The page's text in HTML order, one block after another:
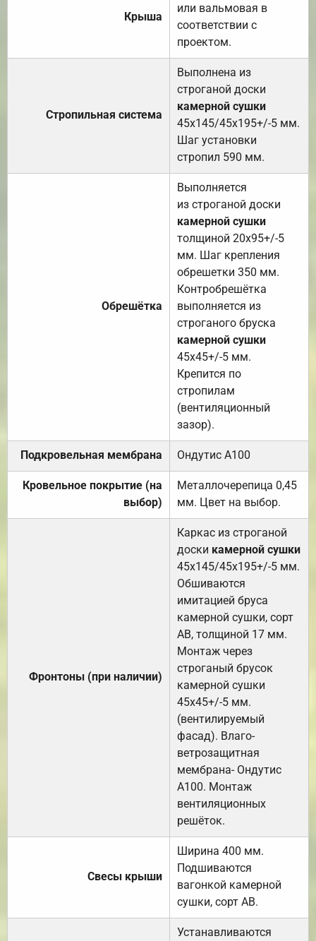
Крыша
или вальмовая в
соответствии с
проектом.
Стропильная система
Выполнена из
строганой доски
камерной сушки
45х145/45х195+/-5 мм.
Шаг установки
стропил 590 мм.
Обрешётка
Выполняется
из строганой доски
камерной сушки
толщиной 20х95+/-5
мм. Шаг крепления
обрешетки 350 мм.
Контробрешётка
выполняется из
строганого бруска
камерной сушки
45х45+/-5 мм.
Крепится по
стропилам
(вентиляционный
зазор).
Подкровельная мембрана Ондутис А100
Кровельное покрытие (на
выбор)
Металлочерепица 0,45
мм. Цвет на выбор.
Фронтоны (при наличии)
Каркас из строганой
доски камерной сушки
45х145/45х195+/-5 мм.
Обшиваются
имитацией бруса
камерной сушки, сорт
АВ, толщиной 17 мм.
Монтаж через
строганый брусок
камерной сушки
45х45+/-5 мм.
(вентилируемый
фасад). Влаго-
ветрозащитная
мембрана- Ондутис
А100. Монтаж
вентиляционных
решёток.
Свесы крыши
Ширина 400 мм.
Подшиваются
вагонкой камерной
сушки, сорт АВ.
Устанавливаются